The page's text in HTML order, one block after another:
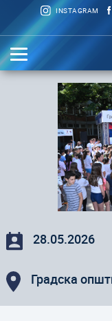
INSTAGRAM
28.05.2026
Градска